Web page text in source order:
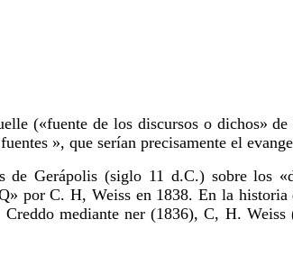
(«fuente de los discursos o dichos» de
», que serían precisamente el
Gerápolis (siglo 11 d.C.) sobre los
por C. H, Weiss en 1838. En la
mediante ner (1836), C, H.